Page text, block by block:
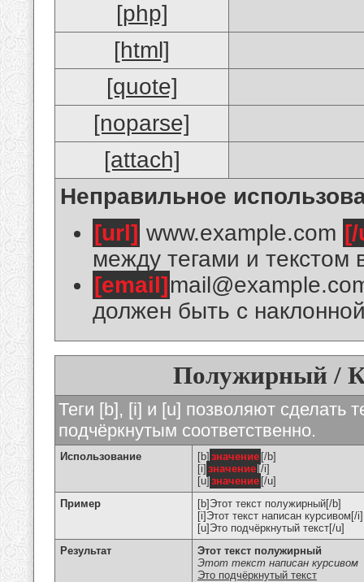
[php]
[html]
[quote]
[noparse]
[attach]
Неправильное
[url] www.example.com
между тегами и текстом
[email]
должен быть с
Полужирный /
Теги [b], [i] и [u] позволяют сделать
подчёркнутым соответственно.
Использование [b] значение [/b]
[i] значение [/i]
[u] значение [/u]
Пример
[b]Этот текст полужирный[/b]
[i]Этот текст написан курсивом[/i]
[u]Это подчёркнутый текст[/u]
Результат
Этот текст полужирный
Этот текст написан курсивом
Это подчёркнутый текст